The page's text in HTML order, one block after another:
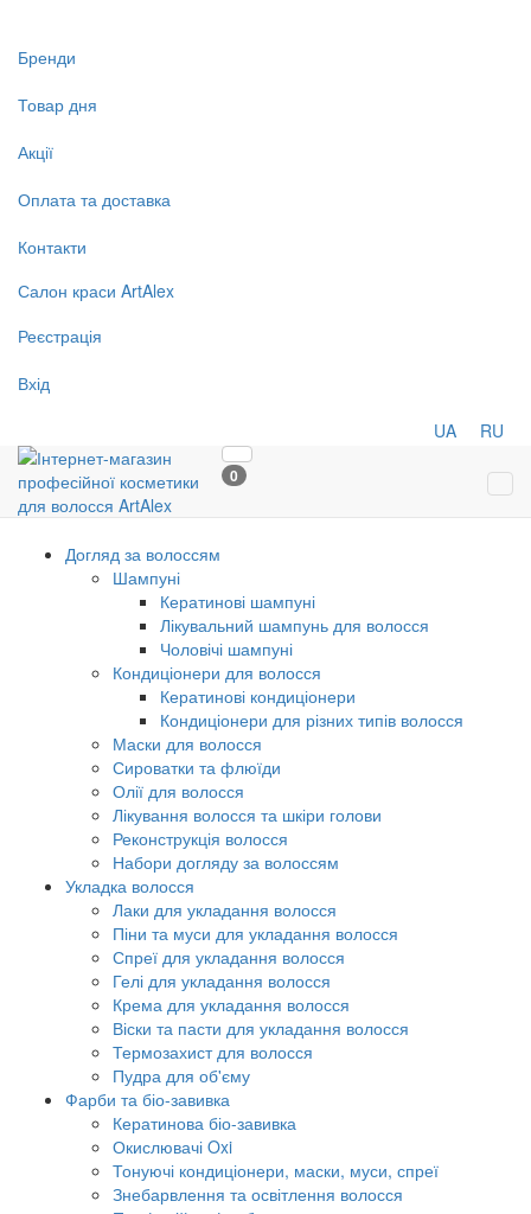
Бренди
Товар дня
Акції
Оплата та доставка
Контакти
Салон краси ArtAlex
Реєстрація
Вхід
UA RU
0
Догляд за волоссям
Шампуні
Кератинові шампуні
Лікувальний шампунь для волосся
Чоловічі шампуні
Кондиціонери для волосся
Кератинові кондиціонери
Кондиціонери для різних типів волосся
Маски для волосся
Сироватки та флюїди
Олії для волосся
Лікування волосся та шкіри голови
Реконструкція волосся
Набори догляду за волоссям
Укладка волосся
Лаки для укладання волосся
Піни та муси для укладання волосся
Спреї для укладання волосся
Гелі для укладання волосся
Крема для укладання волосся
Віски та пасти для укладання волосся
Термозахист для волосся
Пудра для об'єму
Фарби та біо-завивка
Кератинова біо-завивка
Окислювачі Oxi
Тонуючі кондиціонери, маски, муси, спреї
Знебарвлення та освітлення волосся